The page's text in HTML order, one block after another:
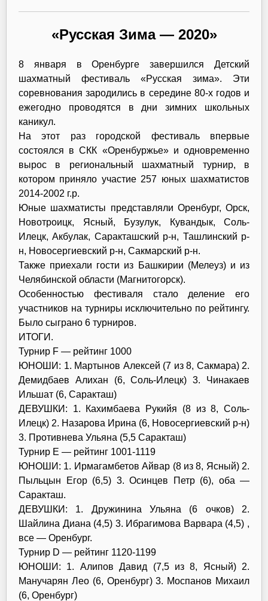
«Русская Зима — 2020»
8 января в Оренбурге завершился Детский
шахматный фестиваль «Русская зима». Эти
соревнования зародились в середине 80-х годов и
ежегодно проводятся в дни зимних школьных
каникул.
На этот раз городской фестиваль впервые
состоялся в СКК «Оренбуржье» и одновременно
вырос в региональный шахматный турнир, в
котором приняло участие 257 юных шахматистов
2014-2002 г.р.
Юные шахматисты представляли Оренбург, Орск,
Новотроицк, Ясный, Бузулук, Кувандык, Соль-
Илецк, Акбулак, Саракташский р-н, Ташлинский р-
н, Новосергиевский р-н, Сакмарский р-н.
Также приехали гости из Башкирии (Мелеуз) и из
Челябинской области (Магнитогорск).
Особенностью фестиваля стало деление его
участников на турниры исключительно по рейтингу.
Было сыграно 6 турниров.
ИТОГИ.
Турнир F — рейтинг 1000
ЮНОШИ: 1. Мартынов Алексей (7 из 8, Сакмара) 2.
Демидбаев Алихан (6, Соль-Илецк) 3. Чинакаев
Ильшат (6, Саракташ)
ДЕВУШКИ: 1. Кахимбаева Рукийя (8 из 8, Соль-
Илецк) 2. Назарова Ирина (6, Новосергиевский р-н)
3. Противнева Ульяна (5,5 Саракташ)
Турнир Е — рейтинг 1001-1119
ЮНОШИ: 1. Ирмагамбетов Айвар (8 из 8, Ясный) 2.
Пыльцын Егор (6,5) 3. Осинцев Петр (6), оба —
Саракташ.
ДЕВУШКИ: 1. Дружинина Ульяна (6 очков) 2.
Шайлина Диана (4,5) 3. Ибрагимова Варвара (4,5) ,
все — Оренбург.
Турнир D — рейтинг 1120-1199
ЮНОШИ: 1. Алипов Давид (7,5 из 8, Ясный) 2.
Манучарян Лео (6, Оренбург) 3. Моспанов Михаил
(6, Оренбург)